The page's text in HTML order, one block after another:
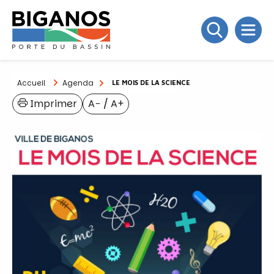
Accueil Agenda LE MOIS DE LA SCIENCE
A− / A+
Imprimer